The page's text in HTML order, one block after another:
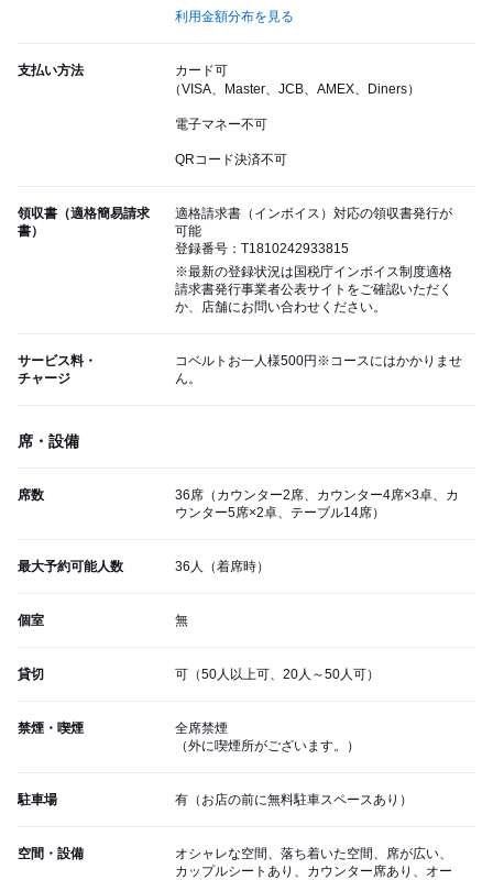
利用金額分布を見る
支払い方法
カード可
（VISA、Master、JCB、AMEX、Diners）
電子マネー不可
QRコード決済不可
領収書（適格簡易請求
書）
適格請求書（インボイス）対応の領収書発行が
可能
登録番号：T1810242933815
※最新の登録状況は国税庁インボイス制度適格
請求書発行事業者公表サイトをご確認いただく
か、店舗にお問い合わせください。
サービス料・
チャージ
コベルトお一人様500円※コースにはかかりませ
ん。
席・設備
席数
36席（カウンター2席、カウンター4席×3卓、カ
ウンター5席×2卓、テーブル14席）
最大予約可能人数 36人（着席時）
個室 無
貸切 可（50人以上可、20人～50人可）
禁煙・喫煙
全席禁煙
（外に喫煙所がございます。）
駐車場 有（お店の前に無料駐車スペースあり）
空間・設備
オシャレな空間、落ち着いた空間、席が広い、
カップルシートあり、カウンター席あり、オー